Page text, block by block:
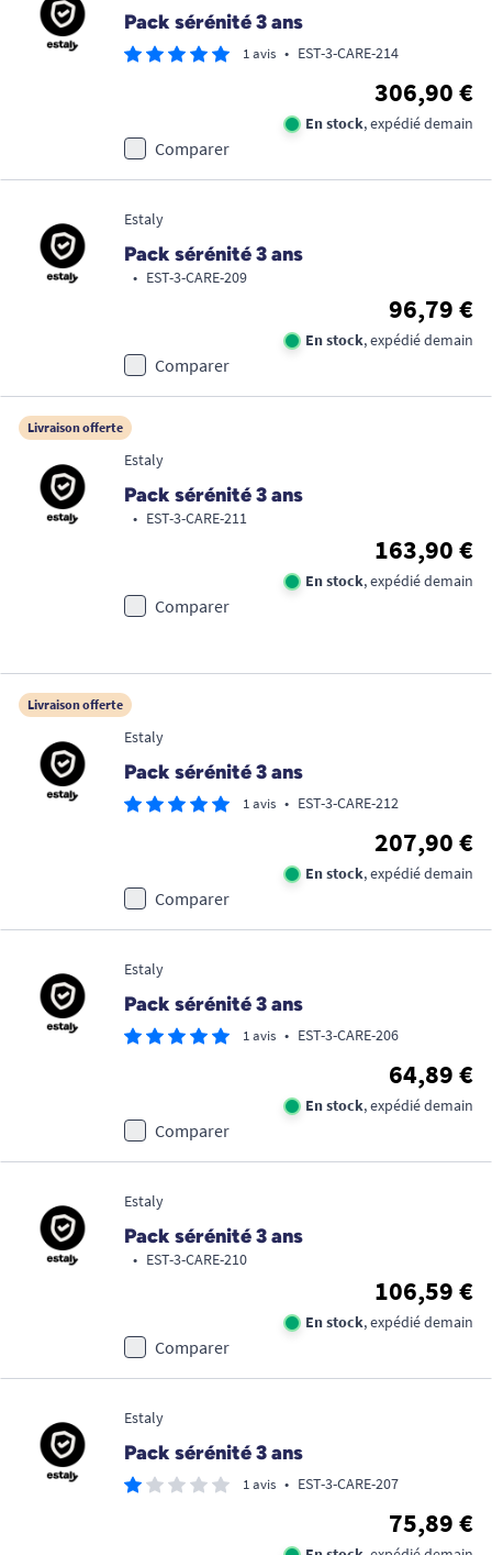
Pack sérénité 3 ans
1 avis • EST-3-CARE-214
306,90 €
En stock, expédié demain
Comparer
Estaly
Pack sérénité 3 ans
• EST-3-CARE-209
96,79 €
En stock, expédié demain
Comparer
Livraison offerte
Estaly
Pack sérénité 3 ans
• EST-3-CARE-211
163,90 €
En stock, expédié demain
Comparer
Livraison offerte
Estaly
Pack sérénité 3 ans
1 avis • EST-3-CARE-212
207,90 €
En stock, expédié demain
Comparer
Estaly
Pack sérénité 3 ans
1 avis • EST-3-CARE-206
64,89 €
En stock, expédié demain
Comparer
Estaly
Pack sérénité 3 ans
• EST-3-CARE-210
106,59 €
En stock, expédié demain
Comparer
Estaly
Pack sérénité 3 ans
1 avis • EST-3-CARE-207
75,89 €